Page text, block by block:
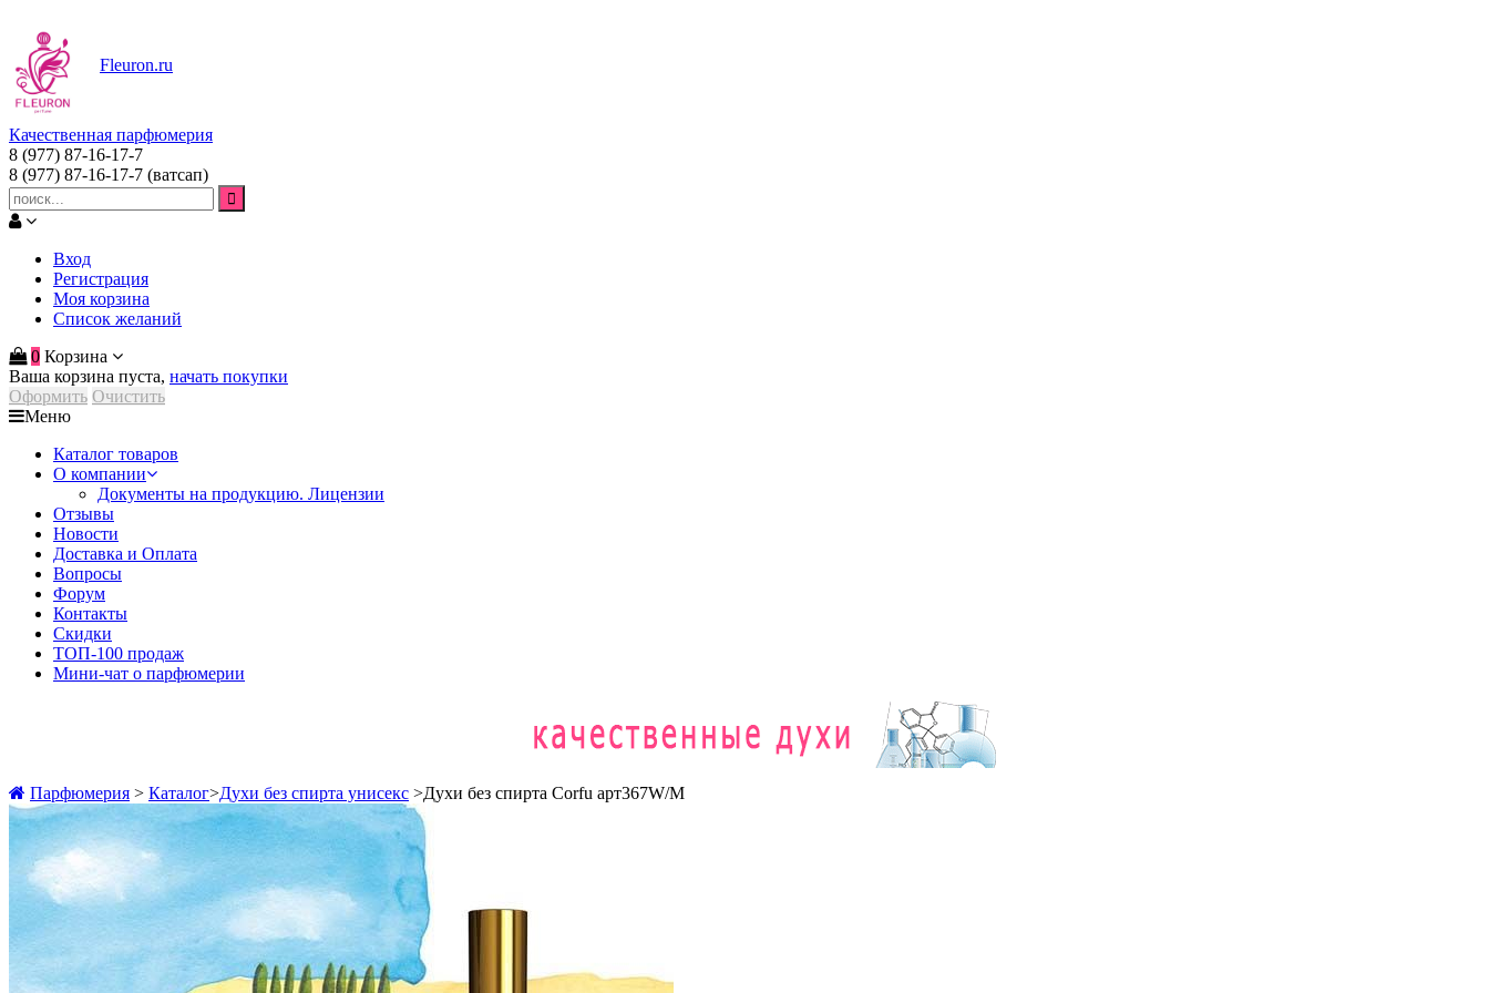
Fleuron.ru
Качественная парфюмерия
8 (977) 87-16-17-7
8 (977) 87-16-17-7 (ватсап)
Вход
Регистрация
Моя корзина
Список желаний
0 Корзина
Ваша корзина пуста, начать покупки
Оформить Очистить
Меню
Каталог товаров
О компании
Документы на продукцию. Лицензии
Отзывы
Новости
Доставка и Оплата
Вопросы
Форум
Контакты
Скидки
ТОП-100 продаж
Мини-чат о парфюмерии
Парфюмерия > Каталог>Духи без спирта унисекс >Духи без спирта Corfu арт367W/M